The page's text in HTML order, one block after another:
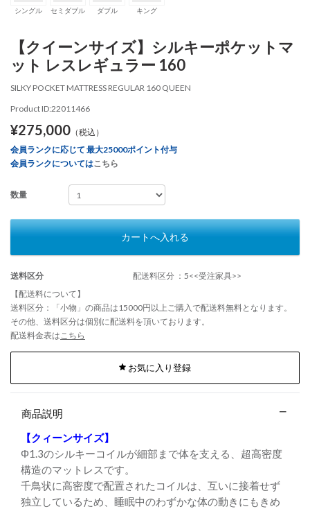
シングル セミダブル ダブル キング
【クイーンサイズ】シルキーポケットマ
ット レスレギュラー 160
SILKY POCKET MATTRESS REGULAR 160 QUEEN
Product ID:22011466
¥275,000 （税込）
会員ランクに応じて 最大25000ポイント付与
会員ランクについてはこちら
数量
カートへ入れる
送料区分
配送料区分 ：5<<受注家具>>
【配送料について】
送料区分：「小物」の商品は15000円以上ご購入で配送料無料となります。
その他、送料区分は個別に配送料を頂いております。
配送料金表はこちら
お気に入り登録
商品説明
【クィーンサイズ】
Φ1.3のシルキーコイルが細部まで体を支える、超高密度
構造のマットレスです。
千鳥状に高密度で配置されたコイルは、互いに接着せず
独立しているため、睡眠中のわずかな体の動きにもきめ